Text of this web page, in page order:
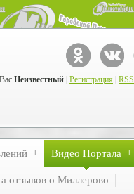
Неизвестный Регистрация RSS
Видео Портала
отзывов о Миллерово